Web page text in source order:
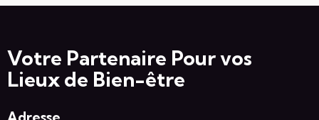
Votre Partenaire Pour vos
Lieux de Bien-être